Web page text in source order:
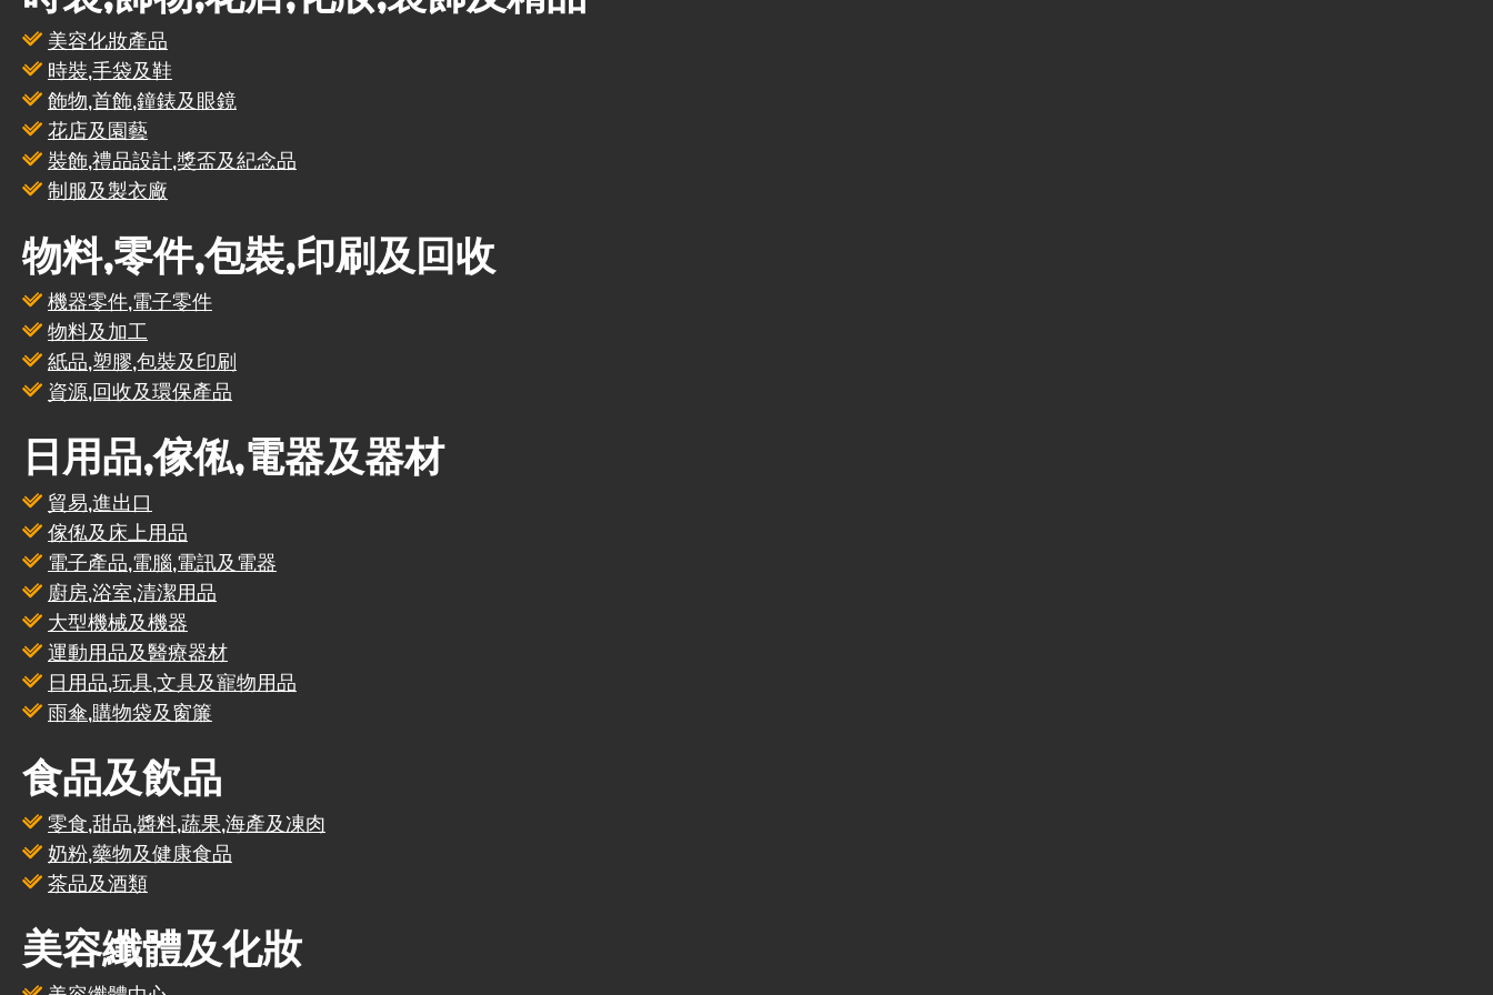
美容化妝產品
時裝,手袋及鞋
飾物,首飾,鐘錶及眼鏡
花店及園藝
裝飾,禮品設計,獎盃及紀念品
制服及製衣廠
物料,零件,包裝,印刷及回收
機器零件,電子零件
物料及加工
紙品,塑膠,包裝及印刷
資源,回收及環保產品
日用品,傢俬,電器及器材
貿易,進出口
傢俬及床上用品
電子產品,電腦,電訊及電器
廚房,浴室,清潔用品
大型機械及機器
運動用品及醫療器材
日用品,玩具,文具及寵物用品
雨傘,購物袋及窗簾
食品及飲品
零食,甜品,醬料,蔬果,海產及凍肉
奶粉,藥物及健康食品
茶品及酒類
美容纖體及化妝